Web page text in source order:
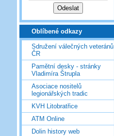
Oblíbené odkazy
Sdružení válečných veteránů
ČR
Pamětní desky - stránky
Vladimíra Štrupla
Asociace nositelů
legionářských tradic
KVH Litobratřice
ATM Online
Dolin history web